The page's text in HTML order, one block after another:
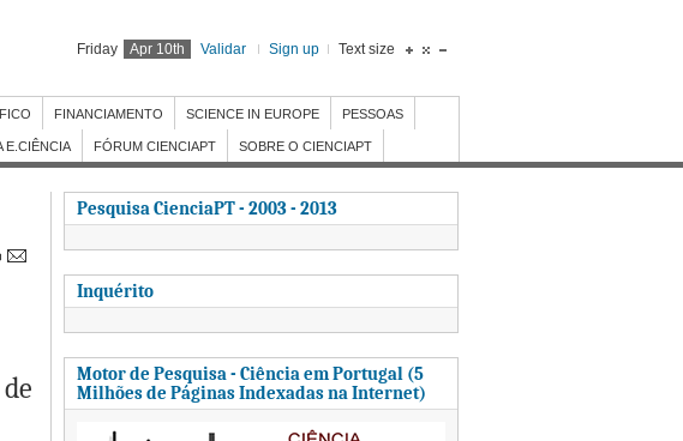
Friday Apr 10th Validar Sign up Text size
FINANCIAMENTO SCIENCE IN EUROPE PESSOAS
E.CIÊNCIA FÓRUM CIENCIAPT SOBRE O CIENCIAPT
Pesquisa CienciaPT - 2003 - 2013
Inquérito
Motor de Pesquisa - Ciência em Portugal (5
Milhões de Páginas Indexadas na Internet)